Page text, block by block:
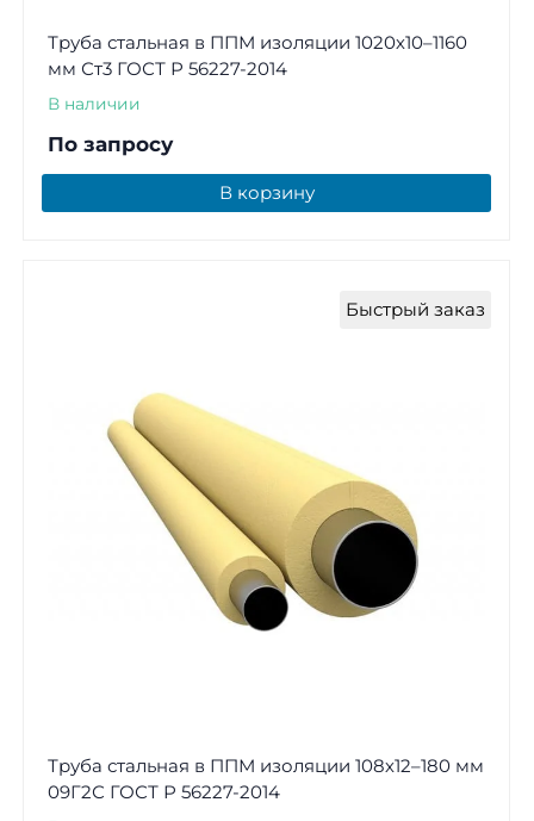
Труба стальная в ППМ изоляции 1020х10–1160
мм Ст3 ГОСТ Р 56227-2014
В наличии
По запросу
В корзину
Быстрый заказ
Труба стальная в ППМ изоляции 108х12–180 мм
09Г2С ГОСТ Р 56227-2014